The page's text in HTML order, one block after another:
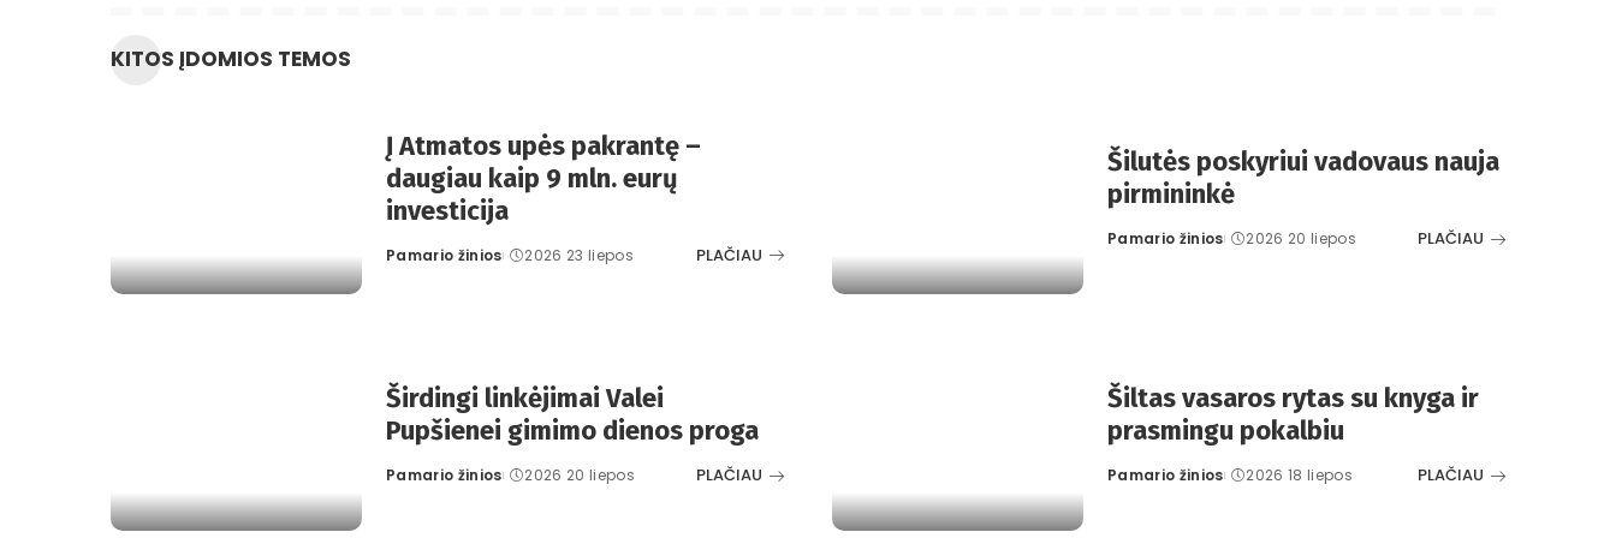
KITOS ĮDOMIOS TEMOS
Į Atmatos upės pakrantę –
daugiau kaip 9 mln. eurų
investicija
Posted
Pamario žinios 2026 23 liepos PLAČIAU
Šilutės poskyriui vadovaus nauja
pirmininkė
Posted
Pamario žinios 2026 20 liepos PLAČIAU
Širdingi linkėjimai Valei
Pupšienei gimimo dienos proga
Posted
Pamario žinios 2026 20 liepos PLAČIAU
Šiltas vasaros rytas su knyga ir
prasmingu pokalbiu
Posted
Pamario žinios 2026 18 liepos PLAČIAU